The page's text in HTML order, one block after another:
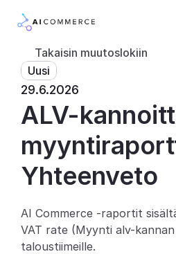
AI-toiminnot
Kumppanit
Kehittäjille
Ratkaisut
Takaisin muutoslokiin
Uusi
29.6.2026
ALV-
Yhteenveto
AI Commerce -raportit
VAT rate (Myynti alv-
taloustiimeille.